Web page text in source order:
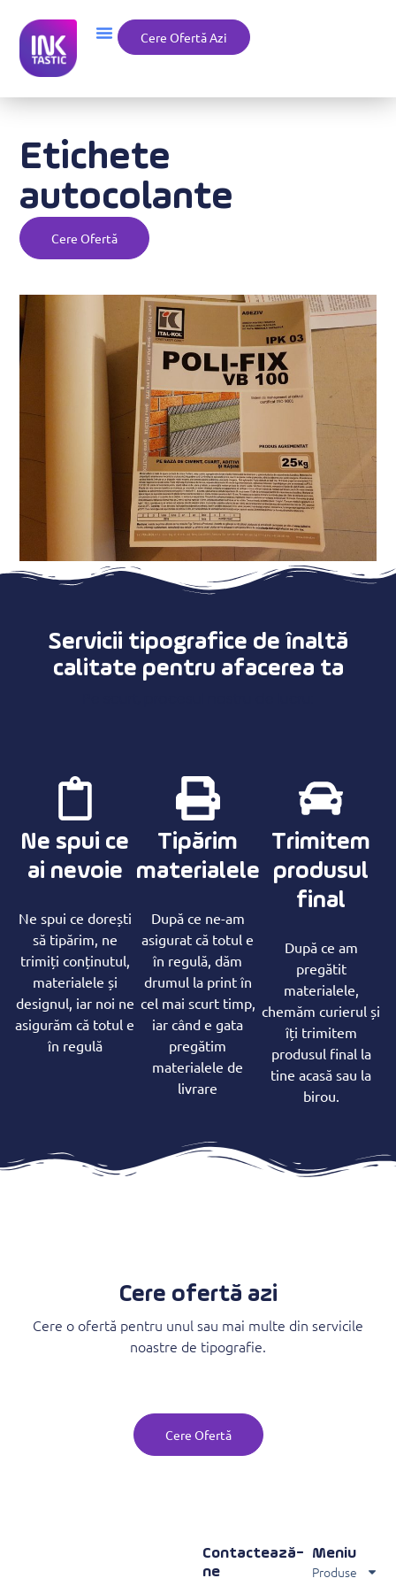
Cere Ofertă Azi
Etichete
autocolante
Cere Ofertă
Servicii tipografice de înaltă
calitate pentru afacerea ta
Ne spui ce
ai nevoie
Ne spui ce dorești
să tipărim, ne
trimiți conținutul,
materialele și
designul, iar noi ne
asigurăm că totul e
în regulă
Tipărim
materialele
După ce ne-am
asigurat că totul e
în regulă, dăm
drumul la print în
cel mai scurt timp,
iar când e gata
pregătim
materialele de
livrare
Trimitem
produsul
final
După ce am
pregătit
materialele,
chemăm curierul și
îți trimitem
produsul final la
tine acasă sau la
birou.
Cere ofertă azi
Cere o ofertă pentru unul sau mai multe din servicile
noastre de tipografie.
Cere Ofertă
Meniu
Produse
Contactează-
ne